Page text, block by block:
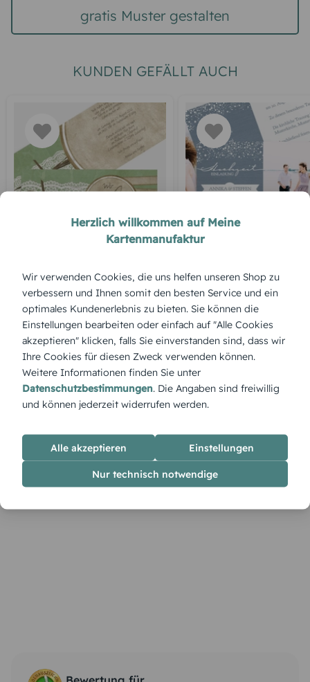
gratis Muster gestalten
KUNDEN GEFÄLLT AUCH
HOCHZEITSKARTEN
Funkenflug
Herzlich willkommen auf Meine
Kartenmanufaktur
Wir verwenden Cookies, die uns helfen unseren Shop zu
verbessern und Ihnen somit den besten Service und ein
optimales Kundenerlebnis zu bieten. Sie können die
Einstellungen bearbeiten oder einfach auf "Alle Cookies
akzeptieren" klicken, falls Sie einverstanden sind, dass wir
Ihre Cookies für diesen Zweck verwenden können.
Weitere Informationen finden Sie unter
Datenschutzbestimmungen. Die Angaben sind freiwillig
und können jederzeit widerrufen werden.
Alle akzeptieren Einstellungen
Nur technisch notwendige